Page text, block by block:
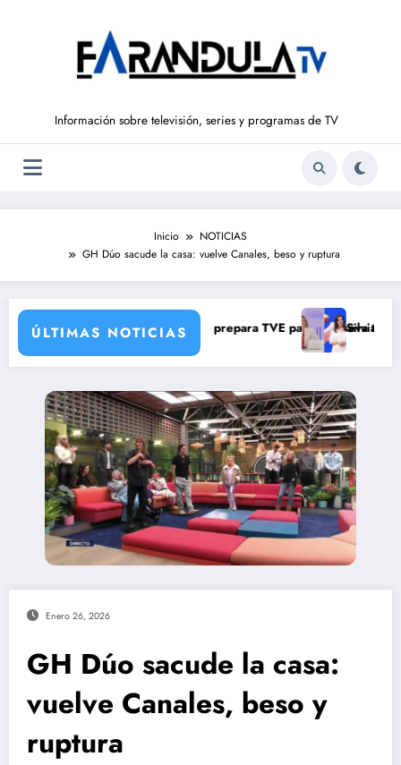
Información sobre televisión, series y programas de TV
Inicio
NOTICIAS
GH Dúo sacude la casa: vuelve Canales, beso y ruptura
ÚLTIMAS NOTICIAS
verdad brutal
de corresponsales que prepara TVE para su nueva temporada
Silvia Intxaurrondo
Enero 26, 2026
GH Dúo sacude la casa:
vuelve Canales, beso y
ruptura